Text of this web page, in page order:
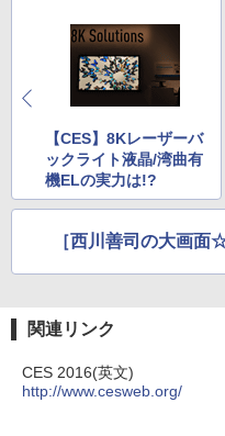
【CES】8Kレーザーバ
ックライト液晶/湾曲有
機ELの実力は!?
［西川善司の大画
関連リンク
CES 2016(英文)
http://www.cesweb.org/